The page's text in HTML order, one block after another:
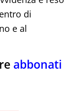
di
e al
abbonati